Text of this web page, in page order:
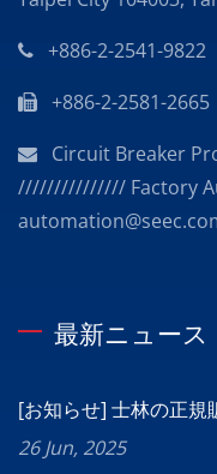
+886-2-2541-9822
+886-2-2581-2665
Circuit Breaker
/////////////// Factory
最新ニュース
[お知らせ] 士林の正規
26 Jun, 2025